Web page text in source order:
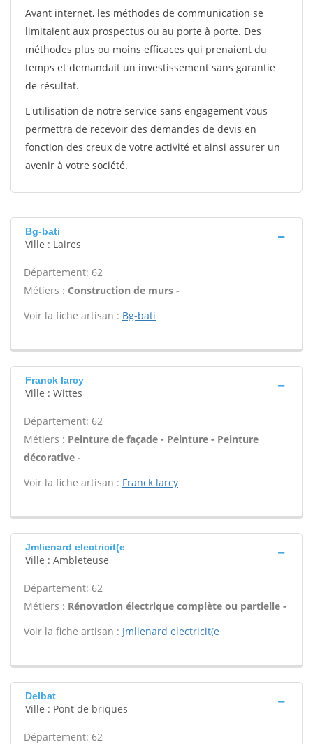
Avant internet, les méthodes de communication se
limitaient aux prospectus ou au porte à porte. Des
méthodes plus ou moins efficaces qui prenaient du
temps et demandait un investissement sans garantie
de résultat.
L'utilisation de notre service sans engagement vous
permettra de recevoir des demandes de devis en
fonction des creux de votre activité et ainsi assurer un
avenir à votre société.
Bg-bati
Ville : Laires
Département: 62
Métiers : Construction de murs -
Voir la fiche artisan : Bg-bati
Franck larcy
Ville : Wittes
Département: 62
Métiers : Peinture de façade - Peinture - Peinture
décorative -
Voir la fiche artisan : Franck larcy
Jmlienard electricit(e
Ville : Ambleteuse
Département: 62
Métiers : Rénovation électrique complète ou partielle -
Voir la fiche artisan : Jmlienard electricit(e
Delbat
Ville : Pont de briques
Département: 62